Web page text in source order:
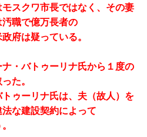
スクワ市長ではなく、その妻
職で億万長者の
府は疑っている。
・バトゥーリナ氏から１度の
た。
トゥーリナ氏は、夫（故人）を
な建設契約によって